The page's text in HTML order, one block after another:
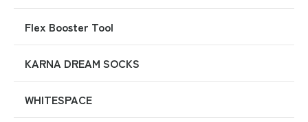
Flex Booster Tool
KARNA DREAM SOCKS
WHITESPACE